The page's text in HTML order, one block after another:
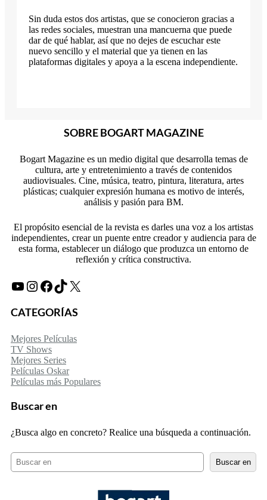
Sin duda estos dos artistas, que se conocieron gracias a
las redes sociales, muestran una mancuerna que puede
dar de qué hablar, así que no dejes de escuchar este
nuevo sencillo y el material que ya tienen en las
plataformas digitales y apoya a la escena independiente.
SOBRE BOGART MAGAZINE
Bogart Magazine es un medio digital que desarrolla temas de
cultura, arte y entretenimiento a través de contenidos
audiovisuales. Cine, música, teatro, pintura, literatura, artes
plásticas; cualquier expresión humana es motivo de interés,
análisis y pasión para BM.
El propósito esencial de la revista es darles una voz a los artistas
independientes, crear un puente entre creador y audiencia para de
esta forma, establecer un diálogo que produzca un entorno de
reflexión y crítica constructiva.
YouTube Instagram Facebook TikTok X
CATEGORÍAS
Mejores Películas
TV Shows
Mejores Series
Películas Oskar
Películas más Populares
Buscar en
¿Busca algo en concreto? Realice una búsqueda a continuación.
c
Buscar en